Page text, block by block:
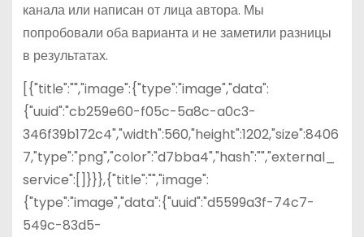
канала или написан от лица автора. Мы
попробовали оба варианта и не заметили разницы
в результатах.
[{"title":"","image":{"type":"image","data":
{"uuid":"cb259e60-f05c-5a8c-a0c3-
346f39b172c4","width":560,"height":1202,"size":8406
7,"type":"png","color":"d7bba4","hash":"","external_
service":[]}}},{"title":"","image":
{"type":"image","data":{"uuid":"d5599a3f-74c7-
549c-83d5-